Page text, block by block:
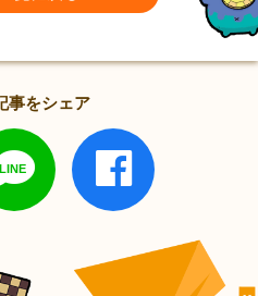
事をシェア